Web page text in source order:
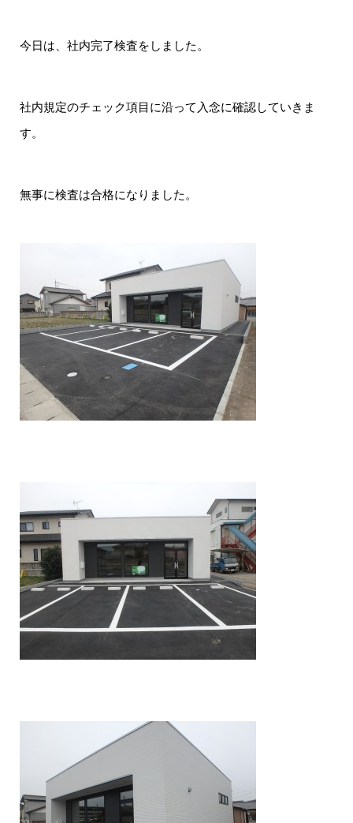
今日は、社内完了検査をしました。
社内規定のチェック項目に沿って入念に確認していきま
す。
無事に検査は合格になりました。